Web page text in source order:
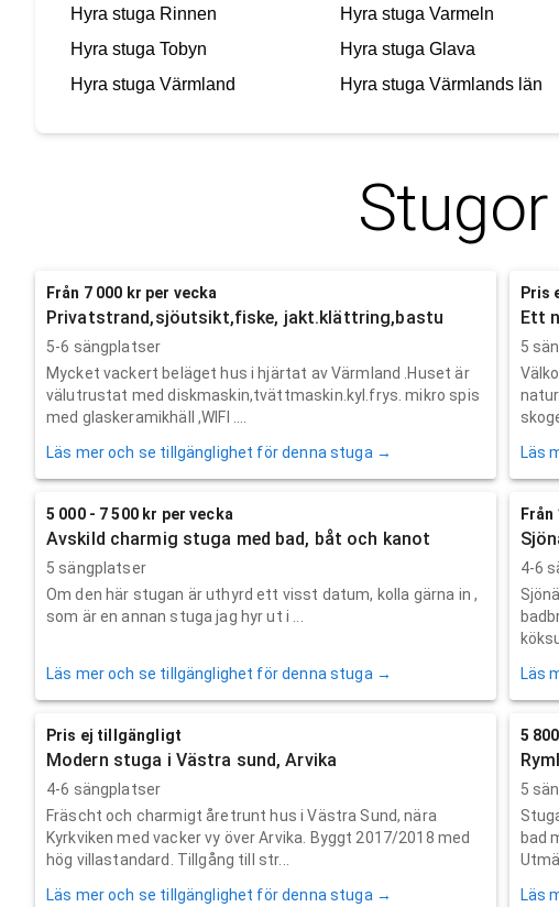
Hyra stuga Rinnen Hyra stuga Varmeln
Hyra stuga Tobyn Hyra stuga Glava
Hyra stuga Värmland Hyra stuga Värmlands län
Från 7 000 kr per vecka
Privatstrand,sjöutsikt,fiske, jakt.klättring,bastu
5-6 sängplatser
Mycket vackert beläget hus i hjärtat av Värmland .Huset är
välutrustat med diskmaskin,tvättmaskin.kyl.frys. mikro spis
med glaskeramikhäll ,WIFI ....
Läs mer och se tillgänglighet för denna stuga →
Pris
Ett
5
Läs
5 000 - 7 500 kr per vecka
Avskild charmig stuga med bad, båt och kanot
5 sängplatser
Om den här stugan är uthyrd ett visst datum, kolla gärna in ,
som är en annan stuga jag hyr ut i ...
Läs mer och se tillgänglighet för denna stuga →
4-6
Läs
Pris ej tillgängligt
Modern stuga i Västra sund, Arvika
4-6 sängplatser
Fräscht och charmigt åretrunt hus i Västra Sund, nära
Kyrkviken med vacker vy över Arvika. Byggt 2017/2018 med
hög villastandard. Tillgång till str...
Läs mer och se tillgänglighet för denna stuga →
5
5
bad
Läs